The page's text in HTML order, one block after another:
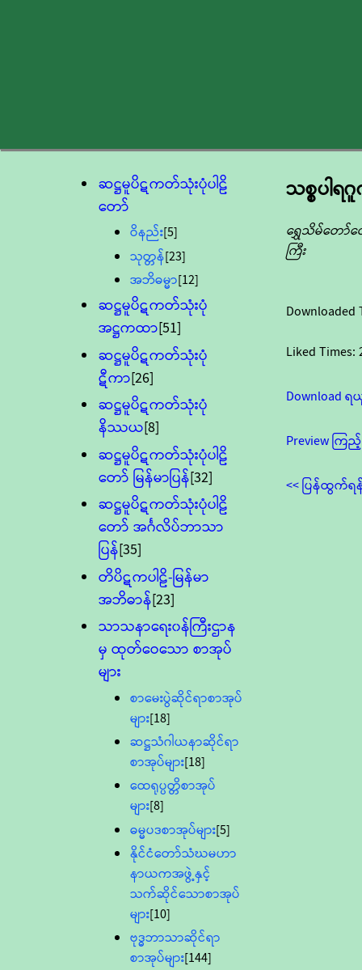
ဆဋ္ဌမူပိဋကတ်သုံးပုံပါဠိ
တော်
ဝိနည်း[5]
သုတ္တန်[23]
အဘိဓမ္မာ[12]
ဆဋ္ဌမူပိဋကတ်သုံးပုံ
အဋ္ဌကထာ[51]
ဆဋ္ဌမူပိဋကတ်သုံးပုံ
ဋီကာ[26]
ဆဋ္ဌမူပိဋကတ်သုံးပုံ
နိဿယ[8]
ဆဋ္ဌမူပိဋကတ်သုံးပုံပါဠိ
တော် မြန်မာပြန်[32]
ဆဋ္ဌမူပိဋကတ်သုံးပုံပါဠိ
တော် အင်္ဂလိပ်ဘာသာ
ပြန်[35]
တိပိဋကပါဠိ-မြန်မာ
အဘိဓာန်[23]
သာသနာရေး၀န်ကြီးဌာန
မှ ထုတ်ဝေသော စာအုပ်
များ
စာမေးပွဲဆိုင်ရာစာအုပ်
များ[18]
ဆဋ္ဌသံဂါယနာဆိုင်ရာ
စာအုပ်များ[18]
ထေရုပ္ပတ္တိစာအုပ်
များ[8]
ဓမ္မပဒစာအုပ်များ[5]
နိုင်ငံတော်သံဃမဟာ
နာယကအဖွဲ့နှင့်
သက်ဆိုင်သောစာအုပ်
များ[10]
ဗုဒ္ဓဘာသာဆိုင်ရာ
စာအုပ်များ[144]
သစ္စပါရ
ရွှေသိမ်တော်တ
ကြီး
Downloaded
Liked Times:
Download
Preview ကြ
<< ပြန်ထွက်ရ